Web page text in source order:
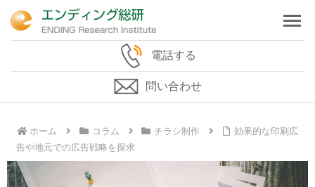
電話する
問い合わせ
ホーム コラム チラシ制作
効果的な印刷広
告や地元での広告戦略を探求